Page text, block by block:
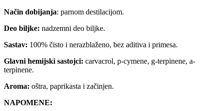
Način dobijanja: parnom destilacijom.
Deo biljke: nadzemni deo biljke.
Sastav: 100% čisto i nerazblaženo, bez aditiva i primesa.
Glavni hemijski sastojci: carvacrol, p-cymene, g-terpinene, a-
terpinene.
Aroma: oštra, paprikasta i začinjen.
NAPOMENE: